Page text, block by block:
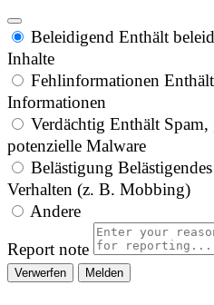
Beleidigend Enthält
Inhalte
Fehlinformationen
Informationen
Verdächtig Enthält Spam,
potenzielle Malware
Belästigung
Verhalten (z. B. Mobbing)
Andere
Report note
Melden